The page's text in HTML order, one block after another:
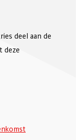
deel aan de
deze